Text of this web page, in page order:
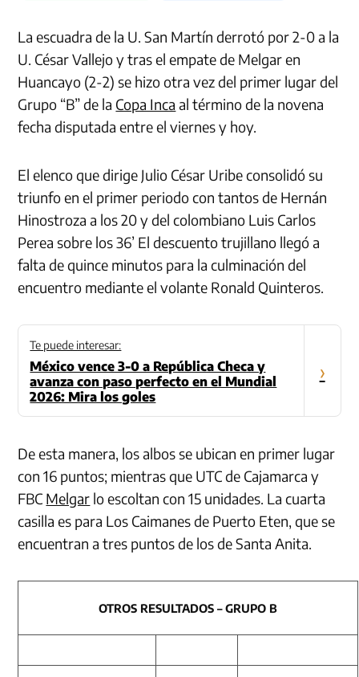
La escuadra de la U. San Martín derrotó por 2-0 a la
U. César Vallejo y tras el empate de Melgar en
Huancayo (2-2) se hizo otra vez del primer lugar del
Grupo “B” de la Copa Inca al término de la novena
fecha disputada entre el viernes y hoy.
El elenco que dirige Julio César Uribe consolidó su
triunfo en el primer periodo con tantos de Hernán
Hinostroza a los 20 y del colombiano Luis Carlos
Perea sobre los 36’ El descuento trujillano llegó a
falta de quince minutos para la culminación del
encuentro mediante el volante Ronald Quinteros.
Te puede interesar:
México vence 3-0 a República Checa y
avanza con paso perfecto en el Mundial
2026: Mira los goles
›
De esta manera, los albos se ubican en primer lugar
con 16 puntos; mientras que UTC de Cajamarca y
FBC Melgar lo escoltan con 15 unidades. La cuarta
casilla es para Los Caimanes de Puerto Eten, que se
encuentran a tres puntos de los de Santa Anita.
OTROS RESULTADOS – GRUPO B